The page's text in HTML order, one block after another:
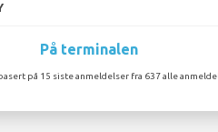
På terminalen
på 15 siste anmeldelser fra 637 alle